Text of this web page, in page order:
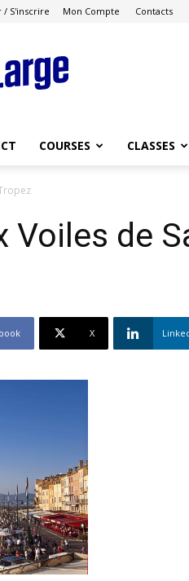
/ S'inscrire Mon Compte Contacts
COURSES CLASSES
Voiles de
X